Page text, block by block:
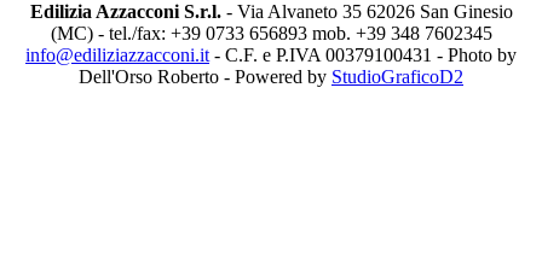
Edilizia Azzacconi S.r.l.- Via Alvaneto 35 62026 San Ginesio
(MC) - tel./fax: +39 0733 656893 mob. +39 348 7602345
info@ediliziazzacconi.it - C.F. e P.IVA 00379100431 - Photo by
Dell'Orso Roberto - Powered by StudioGraficoD2